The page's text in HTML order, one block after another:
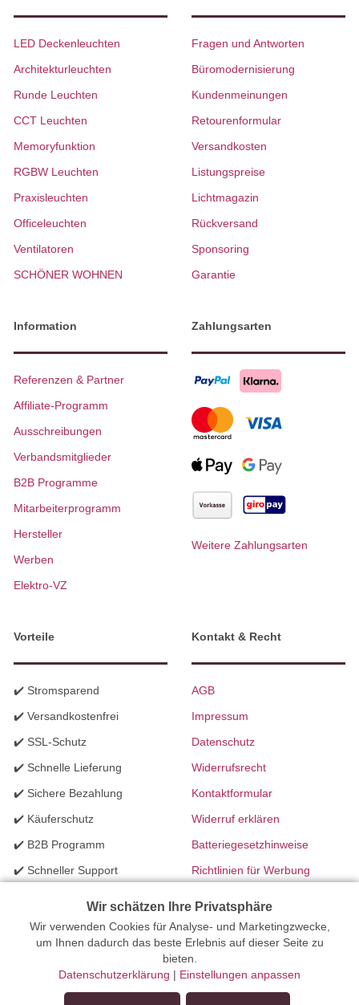
LED Deckenleuchten
Architekturleuchten
Runde Leuchten
CCT Leuchten
Memoryfunktion
RGBW Leuchten
Praxisleuchten
Officeleuchten
Ventilatoren
SCHÖNER WOHNEN
Fragen und Antworten
Büromodernisierung
Kundenmeinungen
Retourenformular
Versandkosten
Listungspreise
Lichtmagazin
Rückversand
Sponsoring
Garantie
Information
Referenzen & Partner
Affiliate-Programm
Ausschreibungen
Verbandsmitglieder
B2B Programme
Mitarbeiterprogramm
Hersteller
Werben
Elektro-VZ
Zahlungsarten
Weitere Zahlungsarten
Vorteile
✔️ Stromsparend
✔️ Versandkostenfrei
✔️ SSL-Schutz
✔️ Schnelle Lieferung
✔️ Sichere Bezahlung
✔️ Käuferschutz
✔️ B2B Programm
✔️ Schneller Support
Kontakt & Recht
AGB
Impressum
Datenschutz
Widerrufsrecht
Kontaktformular
Widerruf erklären
Batteriegesetzhinweise
Richtlinien für Werbung
Ihr Onlinefachhandel für Beleuchtung seit 2012 | Erstellt mit
peleides.io
Wir schätzen Ihre Privatsphäre
Wir verwenden Cookies für Analyse- und Marketingzwecke,
um Ihnen dadurch das beste Erlebnis auf dieser Seite zu
bieten.
Datenschutzerklärung | Einstellungen anpassen